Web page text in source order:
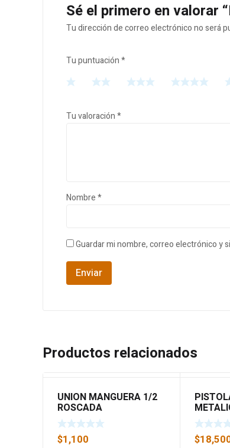
Sé el primero en valorar
Tu dirección de correo electrónico no será
Tu puntuación*
Tu valoración*
Nombre*
Guardar mi nombre, correo electrónico y
Productos relacionados
UNION MANGUERA 1/2
ROSCADA
$1,100
17483
$